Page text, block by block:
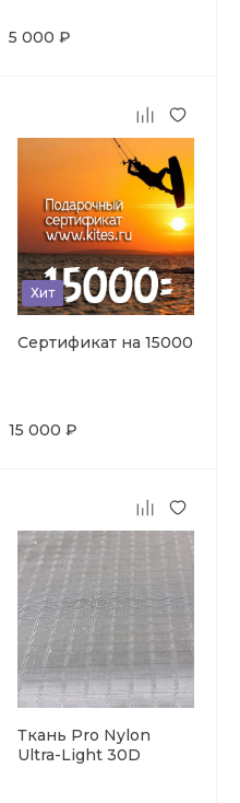
5 000 ₽
Хит
Сертификат на 15000
15 000 ₽
Ткань Pro Nylon
Ultra-Light 30D